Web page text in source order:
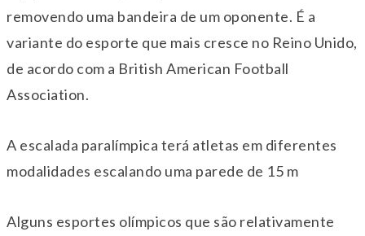
removendo uma bandeira de um oponente. É a
variante do esporte que mais cresce no Reino Unido,
de acordo com a British American Football
Association.
A escalada paralímpica terá atletas em diferentes
modalidades escalando uma parede de 15 m
Alguns esportes olímpicos que são relativamente